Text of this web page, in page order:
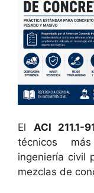
El ACI 211.1-
técnicos
ingeniería civil
mezclas de